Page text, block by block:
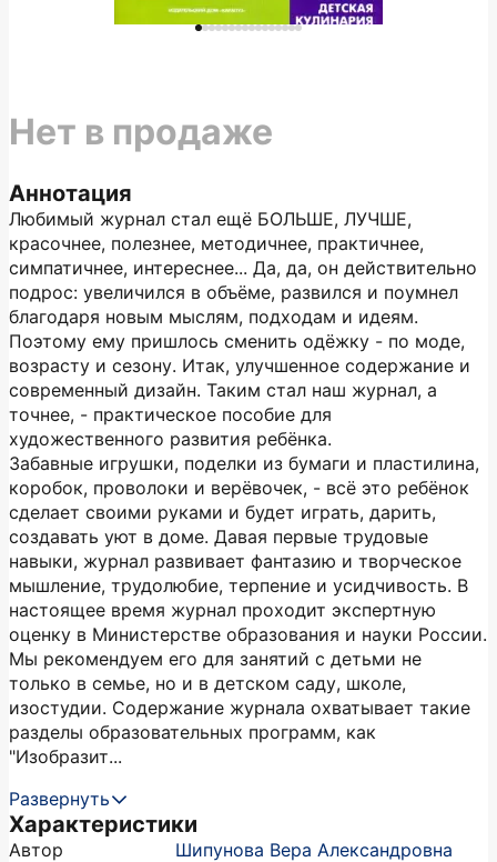
Аннотация
Любимый журнал стал ещё БОЛЬШЕ, ЛУЧШЕ,
красочнее, полезнее, методичнее, практичнее,
симпатичнее, интереснее... Да, да, он действительно
подрос: увеличился в объёме, развился и поумнел
благодаря новым мыслям, подходам и идеям.
Поэтому ему пришлось сменить одёжку - по моде,
возрасту и сезону. Итак, улучшенное содержание и
современный дизайн. Таким стал наш журнал, а
точнее, - практическое пособие для
художественного развития ребёнка.
Забавные игрушки, поделки из бумаги и пластилина,
коробок, проволоки и верёвочек, - всё это ребёнок
сделает своими руками и будет играть, дарить,
создавать уют в доме. Давая первые трудовые
навыки, журнал развивает фантазию и творческое
мышление, трудолюбие, терпение и усидчивость. В
настоящее время журнал проходит экспертную
оценку в Министерстве образования и науки России.
Мы рекомендуем его для занятий с детьми не
только в семье, но и в детском саду, школе,
изостудии. Содержание журнала охватывает такие
разделы образовательных программ, как
"Изобразит...
Развернуть
Характеристики
Автор
Шипунова Вера Александровна
Нет в продаже